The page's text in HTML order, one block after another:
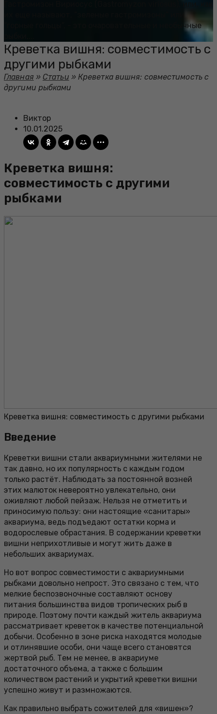
“горные гольцы”, - это очаровательные и необычные
Креветка вишня: совместимость с
другими рыбками
Главная » Статьи » Креветка вишня: совместимость с
другими рыбками
Виктор
10.01.2025
Креветка вишня:
совместимость с другими
рыбками
Креветка вишня: совместимость с другими рыбками
Введение
Креветки вишни стали аквариумными жителями не
так давно, но их популярность с каждым годом
только растёт. Наблюдать за постоянной возней
этих малюток невероятно увлекательно, они
оживляют любой пейзаж. Нельзя не отметить и
приносимую пользу: они настоящие «санитары»
аквариума, ведь подъедают остатки корма и
водорослевые обрастания. В содержании креветки
вишни неприхотливые и могут жить даже в
небольших аквариумах.
Но вот вопрос совместимости с аквариумными
рыбками довольно непрост. Это связано с тем, что
мелкие беспозвоночные составляют основу
питания большинства видов тропических рыб в
природе. Поэтому почти каждый житель аквариума
рассматривает креветок в качестве потенциальной
добычи. Особенно в зоне риска находятся молодые
и отлинявшие особи, они чаще всего становятся
жертвой рыб. Тем не менее, в аквариуме
достаточного объема, а также с большим
количеством растений и укрытий креветки вишни
успешно живут и размножаются.
Как правильно выбрать сожителей для «вишен»?